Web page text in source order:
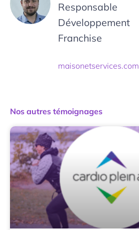
Responsable
Développement
Franchise
maisonetservices.com
Nos autres témoignages